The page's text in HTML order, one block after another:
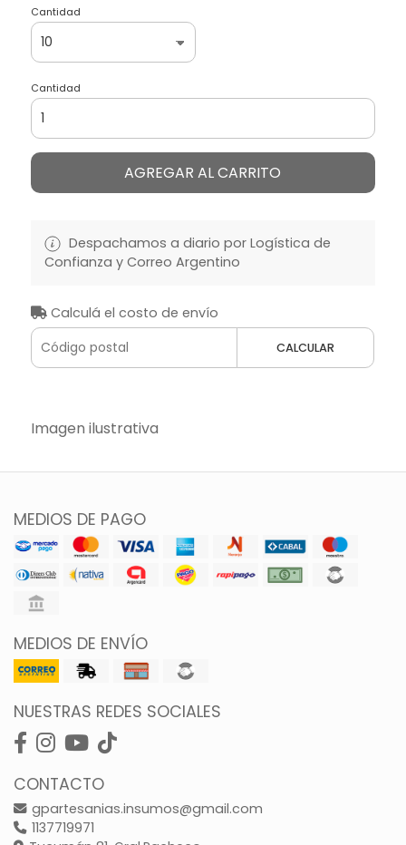
Cantidad
Cantidad
AGREGAR AL CARRITO
Despachamos a diario por Logística de
Confianza y Correo Argentino
Calculá el costo de envío
CALCULAR
Imagen ilustrativa
MEDIOS DE PAGO
MEDIOS DE ENVÍO
NUESTRAS REDES SOCIALES
CONTACTO
gpartesanias.insumos@gmail.com
1137719971